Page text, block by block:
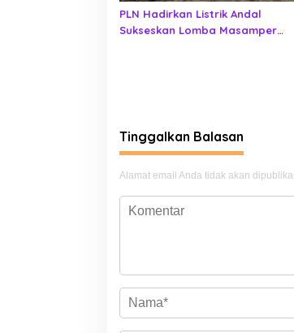
PLN Hadirkan Listrik Andal
Sukseskan Lomba Masamper
Tinggalkan Balasan
Alamat email Anda tidak akan